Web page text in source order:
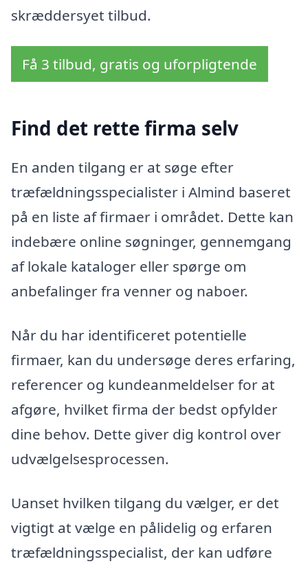
skræddersyet tilbud.
Få 3 tilbud, gratis og uforpligtende
Find det rette firma selv
En anden tilgang er at søge efter
træfældningsspecialister i Almind baseret
på en liste af firmaer i området. Dette kan
indebære online søgninger, gennemgang
af lokale kataloger eller spørge om
anbefalinger fra venner og naboer.
Når du har identificeret potentielle
firmaer, kan du undersøge deres erfaring,
referencer og kundeanmeldelser for at
afgøre, hvilket firma der bedst opfylder
dine behov. Dette giver dig kontrol over
udvælgelsesprocessen.
Uanset hvilken tilgang du vælger, er det
vigtigt at vælge en pålidelig og erfaren
træfældningsspecialist, der kan udføre